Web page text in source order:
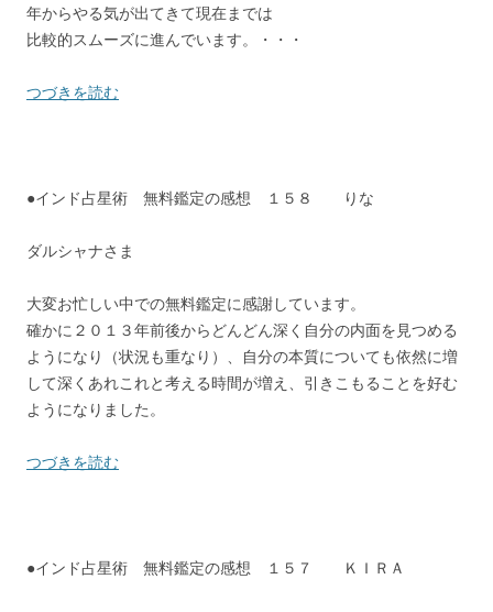
年からやる気が出てきて現在までは
比較的スムーズに進んでいます。・・・
つづきを読む
●インド占星術 無料鑑定の感想 １５８ りな
ダルシャナさま
大変お忙しい中での無料鑑定に感謝しています。
確かに２０１３年前後からどんどん深く自分の内面を見つめる
ようになり（状況も重なり）、自分の本質についても依然に増
して深くあれこれと考える時間が増え、引きこもることを好む
ようになりました。
つづきを読む
●インド占星術 無料鑑定の感想 １５７ ＫＩＲＡ